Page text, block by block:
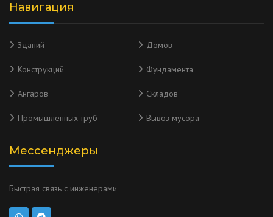
Навигация
Зданий Домов
Конструкций Фундамента
Ангаров Складов
Промышленных труб Вывоз мусора
Мессенджеры
Быстрая связь с инженерами